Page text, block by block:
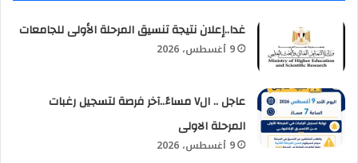
غدا..إعلان نتيجة تنسيق المرحلة الأولى للجامعات
9 أغسطس، 2026
عاجل .. ال٧ مساءً..آخر فرصة لتسجيل رغبات
المرحلة الاولى
9 أغسطس، 2026